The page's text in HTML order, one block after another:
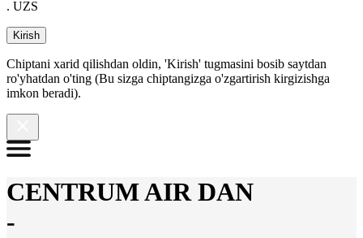
. UZS
Kirish
Chiptani xarid qilishdan oldin, 'Kirish' tugmasini bosib saytdan
ro'yhatdan o'ting (Bu sizga chiptangizga o'zgartirish kirgizishga
imkon beradi).
CENTRUM AIR DAN
-